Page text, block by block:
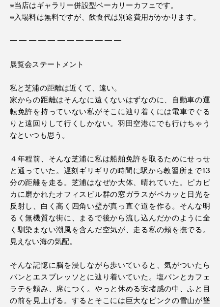
※当店はギャラリー併設型ベーカリーカフェです。
※入場料は無料ですが、飲食代は別途費用がかかります。
━ ━ ━ ━ ━ ━ ━ ━ ━ ━ ━ ━
展覧会ステートメント
私と芝浦の距離は近くて、遠い。
家からの距離はそんなに遠くないはずなのに、自動車の運
転免許を持っていない私がそこに辿り着くには電車でぐる
りと遠回りして行くしかない。羽田空港にでも行けちゃう
なといつも思う。
４年程前、そんな芝浦に私は船舶免許を取るためにせっせ
と通っていた。遅刻ギリギリの時間に駅から教習所まで13
分の距離を走る。芝浦はなぜか大体、晴れていた。ピカピ
カに磨かれたオフィスビル群の窓ガラスがペカッと日光を
反射し、白く高く四角い壁が真っ直ぐ道を作る。そんな明
るく無機質な街に、まるで後から流し込んだかのように全
く馴染まない潮風を含んだ空気が、走る私の頬を撫でる。
見えない海の気配。
そんな記憶に脳を浸しながら歩いていると、気がついたら
パンとエスプレッソとに辿り着いていた。塩パンとカフェ
ラテを頼み、席につく。やっと休める安堵感の中、ふと目
の前を見上げる。するとそこには巨大なピンクの雪山が聳